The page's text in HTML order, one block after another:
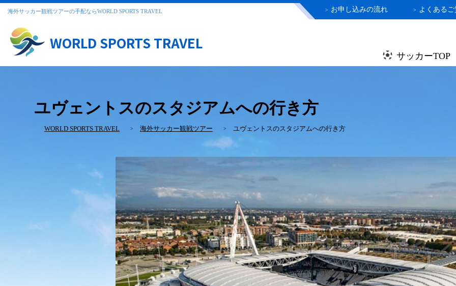
海外サッカー観戦ツアーの手配ならWORLD SPORTS TRAVEL > お申し込みの流れ > よくあるご
WORLD SPORTS TRAVEL
サッカーTOP
ユヴェントスのスタジアムへの行き方
WORLD SPORTS TRAVEL 海外サッカー観戦ツアー ユヴェントスのスタジアムへの行き方